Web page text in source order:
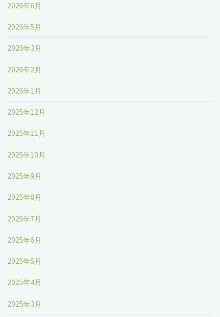
2026年6月
2026年5月
2026年3月
2026年2月
2026年1月
2025年12月
2025年11月
2025年10月
2025年9月
2025年8月
2025年7月
2025年6月
2025年5月
2025年4月
2025年3月